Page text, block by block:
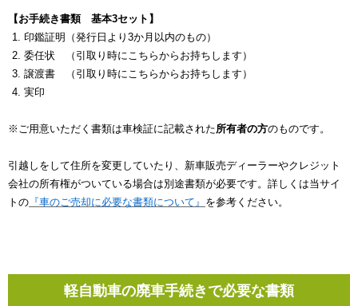
【お手続き書類 基本3セット】
印鑑証明（発行日より3か月以内のもの）
委任状 （引取り時にこちらからお持ちします）
譲渡書 （引取り時にこちらからお持ちします）
実印
※ご用意いただく書類は車検証に記載された所有者の方のものです。
引越しをして住所を変更していたり、新車販売ディーラーやクレジット
会社の所有権がついている場合は別途書類が必要です。詳しくは当サイ
トの 『車のご売却に必要な書類について』 を参考ください。
軽自動車の廃車手続きで必要な書類